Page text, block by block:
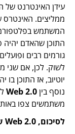
עידן האינטרנט של ה-
ממליצים. האינטרס
המשתמש
התוכן שהאדם יהיה
גורמים רבים
לשוק. לכן, אם שני
יוטיוב, אז התוכן בו
נוסף ביןWeb 2.0
משתמשים צפו באותו
לסיכום, Web 2.0 שונה מ-Web 1.0 בדרכים הבאות: